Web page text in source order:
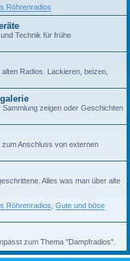
Röhrenradios
Technik für frühe
Radios. Lackieren, beizen,
zeigen oder Geschichten
Anschluss von externen
Alles was man über alte
Röhrenradios Gute und böse
zum Thema "Dampfradios".